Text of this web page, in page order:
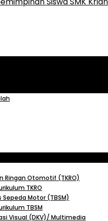
Ringan Otomotif (TKRO)
TKRO
Sepeda Motor (TBSM)
TBSM
Visual (DKV)/ Multimedia